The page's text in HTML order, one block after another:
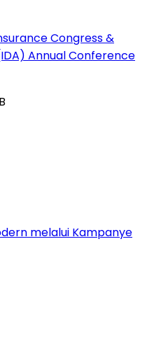
Congress &
Annual Conference
melalui Kampanye